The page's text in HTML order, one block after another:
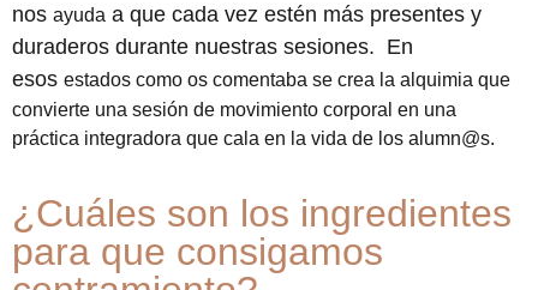
nos ayuda a que cada vez estén más presentes y
duraderos durante nuestras sesiones. En
esos estados como os comentaba se crea la alquimia que
convierte una sesión de movimiento corporal en una
práctica integradora que cala en la vida de los alumn@s.
¿Cuáles son los ingredientes
para que consigamos